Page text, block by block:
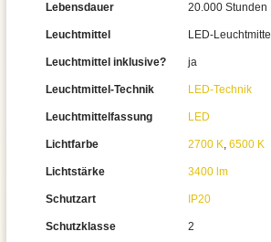
Lebensdauer 20.000 Stunden
Leuchtmittel LED-Leuchtmittel
Leuchtmittel inklusive? ja
Leuchtmittel-Technik LED-Technik
Leuchtmittelfassung LED
Lichtfarbe 2700 K, 6500 K
Lichtstärke 3400 lm
Schutzart IP20
Schutzklasse 2